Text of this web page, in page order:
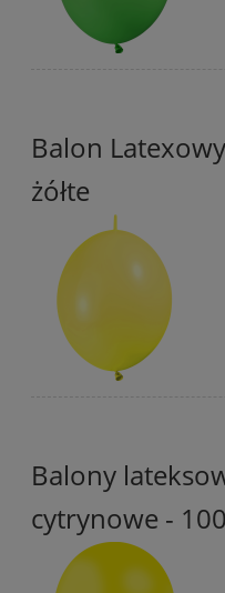
Balon
żółte
Balony
cytrynowe -